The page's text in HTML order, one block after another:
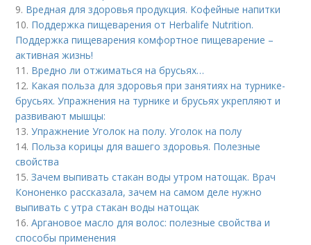
9. Вредная для здоровья продукция. Кофейные напитки
10. Поддержка пищеварения от Herbalife Nutrition.
Поддержка пищеварения комфортное пищеварение –
активная жизнь!
11. Вредно ли отжиматься на брусьях…
12. Какая польза для здоровья при занятиях на турнике-
брусьях. Упражнения на турнике и брусьях укрепляют и
развивают мышцы:
13.Упражнение Уголок на полу. Уголок на полу
14. Польза корицы для вашего здоровья. Полезные
свойства
15.Зачем выпивать стакан воды утром натощак. Врач
Кононенко рассказала, зачем на самом деле нужно
выпивать с утра стакан воды натощак
16.Аргановое масло для волос: полезные свойства и
способы применения